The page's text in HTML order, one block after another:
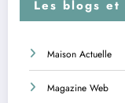
Les blogs
Maison Actuelle
Magazine Web